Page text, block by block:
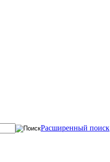
Расширенный поиск